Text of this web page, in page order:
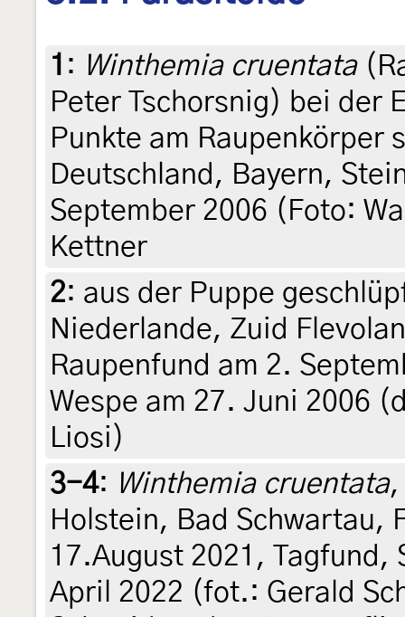
1 : Winthemia cruentata
Peter Tschorsnig) bei der
Punkte am Raupenkörper
Deutschland, Bayern,
September 2006 (Foto:
Kettner
2: aus der Puppe
Niederlande, Zuid
Raupenfund am 2.
Wespe am 27. Juni 2006
Liosi)
3-4: Winthemia cruentata,
Holstein, Bad Schwartau,
17.August 2021, Tagfund,
April 2022 (fot.: Gerald